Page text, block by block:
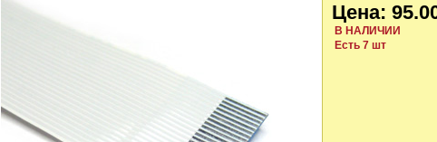
Цена:
В НАЛИЧИИ
Есть 7 шт